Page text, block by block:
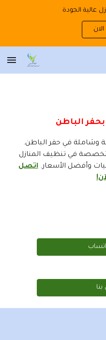
عالية الجودة
الباطن
وشاملة في حفر الباطن.
في تنظيف المنازل
وأفضل الأسعار.اتصل